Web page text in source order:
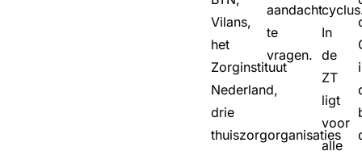
Vilans,
het
Zorginstituut
Nederland,
drie
thuiszorgorganisaties
aandacht
te
vragen.
In
de
ZT
ligt
voor
alle